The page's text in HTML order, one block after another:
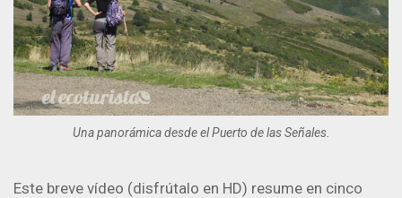
Una panorámica desde el Puerto de las Señales.
Este breve vídeo (disfrútalo en HD) resume en cinco